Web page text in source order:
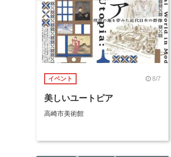
イベント 8/7
美しいユートピア
高崎市美術館